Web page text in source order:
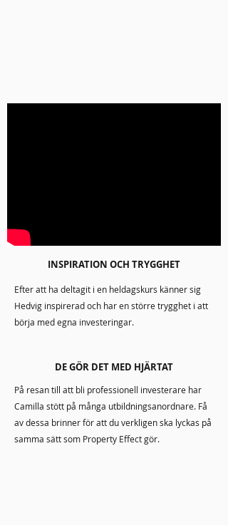
INSPIRATION OCH TRYGGHET
Efter att ha deltagit i en heldagskurs känner sig
Hedvig inspirerad och har en större trygghet i att
börja med egna investeringar.
DE GÖR DET MED HJÄRTAT
På resan till att bli professionell investerare har
Camilla stött på många utbildningsanordnare. Få
av dessa brinner för att du verkligen ska lyckas på
samma sätt som Property Effect gör.